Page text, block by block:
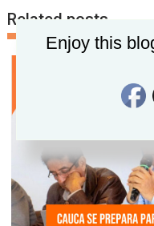
Related posts
Enjoy this